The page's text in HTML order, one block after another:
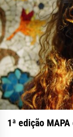
1ª edição